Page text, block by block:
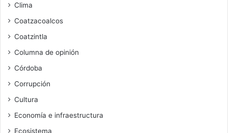
Clima
Coatzacoalcos
Coatzintla
Columna de opinión
Córdoba
Corrupción
Cultura
Economía e infraestructura
Ecosistema